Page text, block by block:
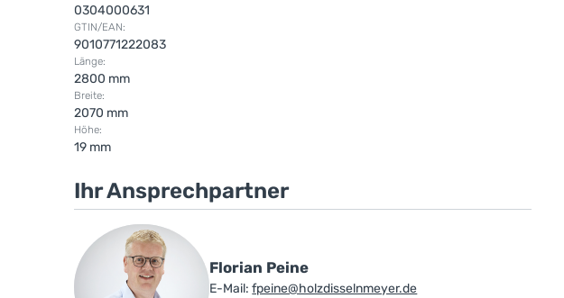
0304000631
GTIN/EAN:
9010771222083
Länge:
2800 mm
Breite:
2070 mm
Höhe:
19 mm
Ihr Ansprechpartner
Florian Peine
E-Mail: fpeine@holzdisselnmeyer.de